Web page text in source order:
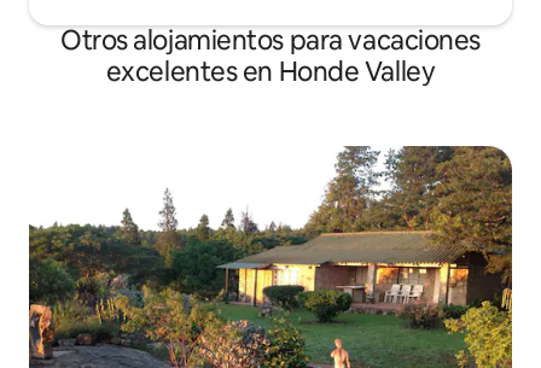
Otros alojamientos para vacaciones
excelentes en Honde Valley